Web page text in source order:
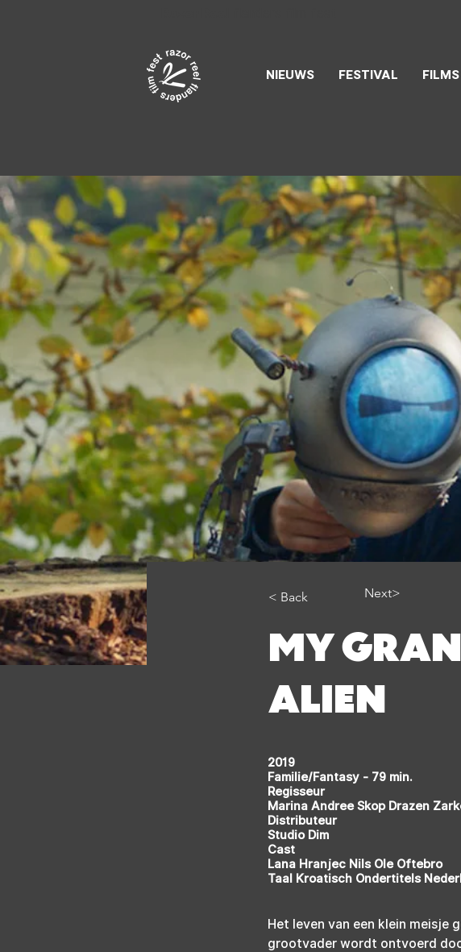
NIEUWS FESTIVAL
< Back Next>
MY
ALIEN
2019
Familie/Fantasy - 79 min.
Regisseur
Marina Andree Skop Drazen
Distributeur
Studio Dim
Cast
Lana Hranjec Nils Ole Oftebro
Taal Kroatisch Ondertitels
Het leven van een klein meisje
grootvader wordt ontvoerd